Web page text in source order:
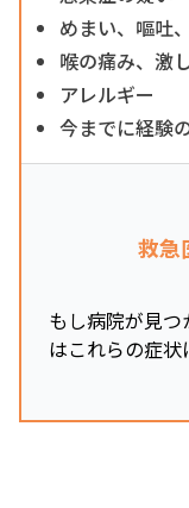
めまい、嘔吐
喉の痛み、激
アレルギー
今までに経験
救急
もし病院が見
はこれらの症